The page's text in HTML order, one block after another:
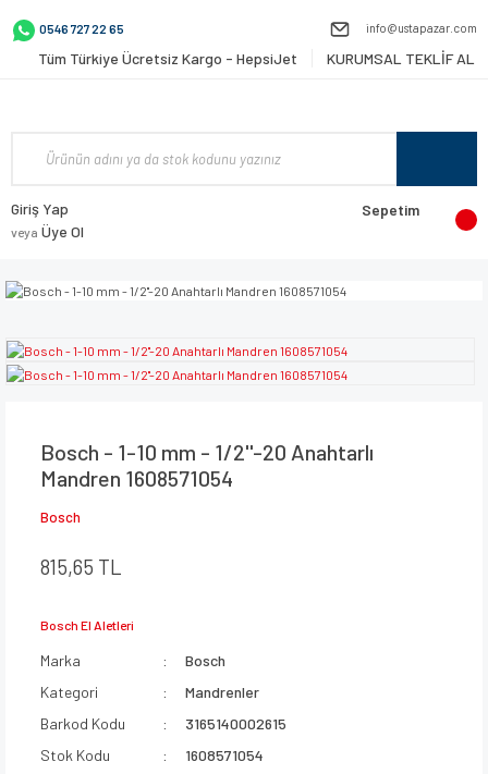
0546 727 22 65 info@ustapazar.com
Tüm Türkiye Ücretsiz Kargo - HepsiJet KURUMSAL TEKLİF AL
Giriş Yap
veya Üye Ol
Sepetim
Bosch - 1-10 mm - 1/2''-20 Anahtarlı
Mandren 1608571054
Bosch
815,65 TL
Bosch El Aletleri
Marka
Bosch
Kategori
Mandrenler
Barkod Kodu
3165140002615
Stok Kodu
1608571054